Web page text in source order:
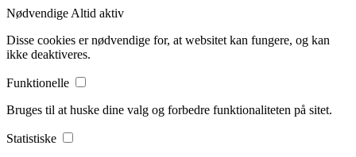
Nødvendige Altid aktiv
Disse cookies er nødvendige for, at websitet kan fungere, og kan
ikke deaktiveres.
Funktionelle
Bruges til at huske dine valg og forbedre funktionaliteten på sitet.
Statistiske